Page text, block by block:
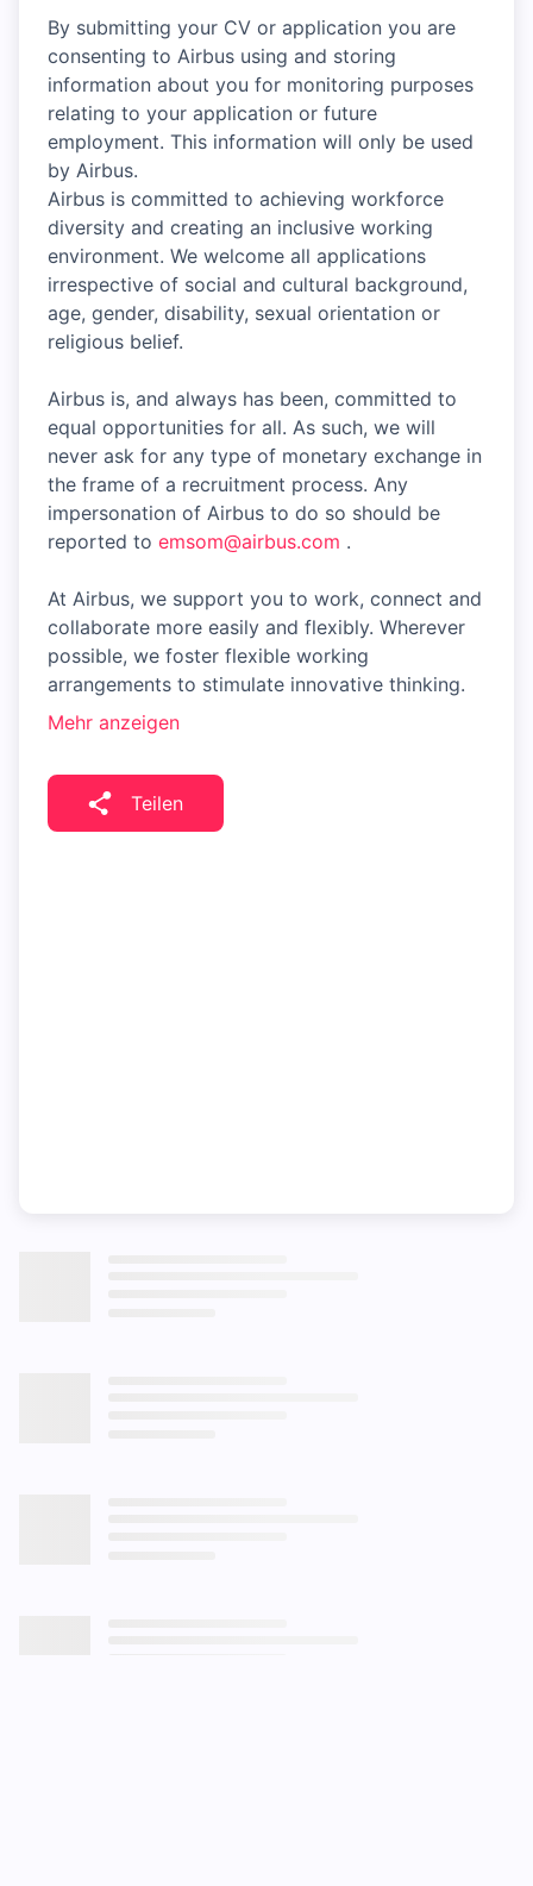
By submitting your CV or application you are
consenting to Airbus using and storing
information about you for monitoring purposes
relating to your application or future
employment. This information will only be used
by Airbus.
Airbus is committed to achieving workforce
diversity and creating an inclusive working
environment. We welcome all applications
irrespective of social and cultural background,
age, gender, disability, sexual orientation or
religious belief.
Airbus is, and always has been, committed to
equal opportunities for all. As such, we will
never ask for any type of monetary exchange in
the frame of a recruitment process. Any
impersonation of Airbus to do so should be
reported to emsom@airbus.com .
At Airbus, we support you to work, connect and
collaborate more easily and flexibly. Wherever
possible, we foster flexible working
arrangements to stimulate innovative thinking.
Mehr anzeigen
Teilen